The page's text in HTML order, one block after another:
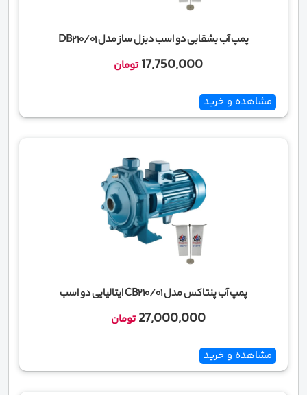
پمپ آب بشقابی دو اسب دیزل ساز مدل DB210/01
17,750,000 تومان
مشاهده و خرید
پمپ آب پنتاکس مدل CB210/01 ایتالیایی دو اسب
27,000,000 تومان
مشاهده و خرید